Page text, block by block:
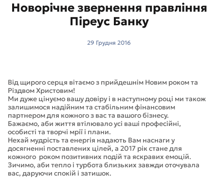
Новорічне звернення правління
Піреус Банку
29 Грудня 2016
Від щирого серця вітаємо з прийдешнім Новим роком та
Різдвом Христовим!
Ми дуже цінуємо вашу довіру і в наступному році ми також
залишимося надійним та стабільним фінансовим
партнером для кожного з вас та вашого бізнесу.
Бажаємо, аби життя втілювало усі ваші професійні,
особисті та творчі мрії і плани.
Нехай мудрість та енергія надають Вам наснаги у
досягненні поставлених цілей, а 2017 рік стане для
кожного роком позитивних подій та яскравих емоцій.
Зичимо, аби тепло і турбота близьких завжди оточувала
вас, даруючи спокій і затишок.